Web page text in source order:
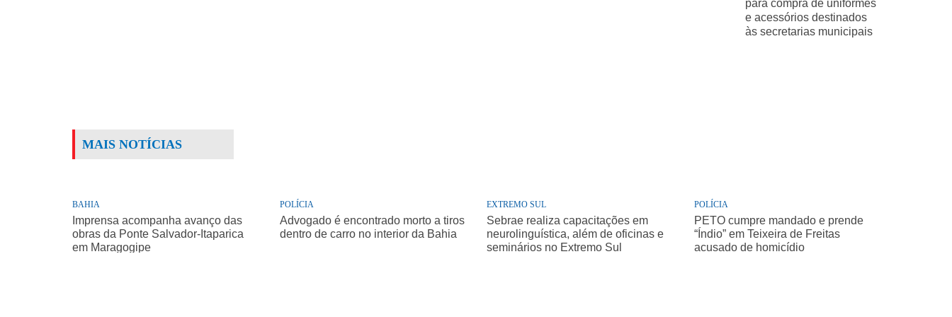
para compra de uniformes
e acessórios destinados
às secretarias municipais
MAIS NOTÍCIAS
BAHIA
Imprensa acompanha avanço das
obras da Ponte Salvador-Itaparica
em Maragogipe
POLÍCIA
Advogado é encontrado morto a tiros
dentro de carro no interior da Bahia
EXTREMO SUL
Sebrae realiza capacitações em
neurolinguística, além de oficinas e
seminários no Extremo Sul
POLÍCIA
PETO cumpre mandado e prende
“Índio” em Teixeira de Freitas
acusado de homicídio